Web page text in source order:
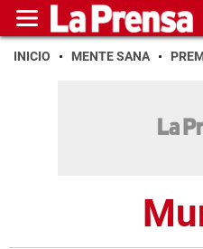
INICIO MENTE SANA